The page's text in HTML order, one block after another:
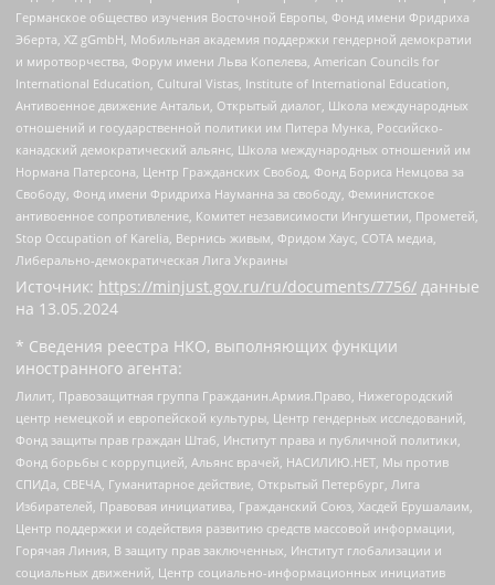
Германское общество изучения Восточной Европы, Фонд имени Фридриха
Эберта, XZ gGmbH, Мобильная академия поддержки гендерной демократии
и миротворчества, Форум имени Льва Копелева, American Councils for
International Education, Cultural Vistas, Institute of International Education,
Антивоенное движение Антальи, Открытый диалог, Школа международных
отношений и государственной политики им Питера Мунка, Российско-
канадский демократический альянс, Школа международных отношений им
Нормана Патерсона, Центр Гражданских Свобод, Фонд Бориса Немцова за
Свободу, Фонд имени Фридриха Науманна за свободу, Феминистское
антивоенное сопротивление, Комитет независимости Ингушетии, Прометей,
Stop Occupation of Karelia, Вернись живым, Фридом Хаус, СОТА медиа,
Либерально-демократическая Лига Украины
Источник: https://minjust.gov.ru/ru/documents/7756/ данные
на 13.05.2024
* Сведения реестра НКО, выполняющих функции
иностранного агента:
Лилит, Правозащитная группа Гражданин.Армия.Право, Нижегородский
центр немецкой и европейской культуры, Центр гендерных исследований,
Фонд защиты прав граждан Штаб, Институт права и публичной политики,
Фонд борьбы с коррупцией, Альянс врачей, НАСИЛИЮ.НЕТ, Мы против
СПИДа, СВЕЧА, Гуманитарное действие, Открытый Петербург, Лига
Избирателей, Правовая инициатива, Гражданский Союз, Хасдей Ерушалаим,
Центр поддержки и содействия развитию средств массовой информации,
Горячая Линия, В защиту прав заключенных, Институт глобализации и
социальных движений, Центр социально-информационных инициатив